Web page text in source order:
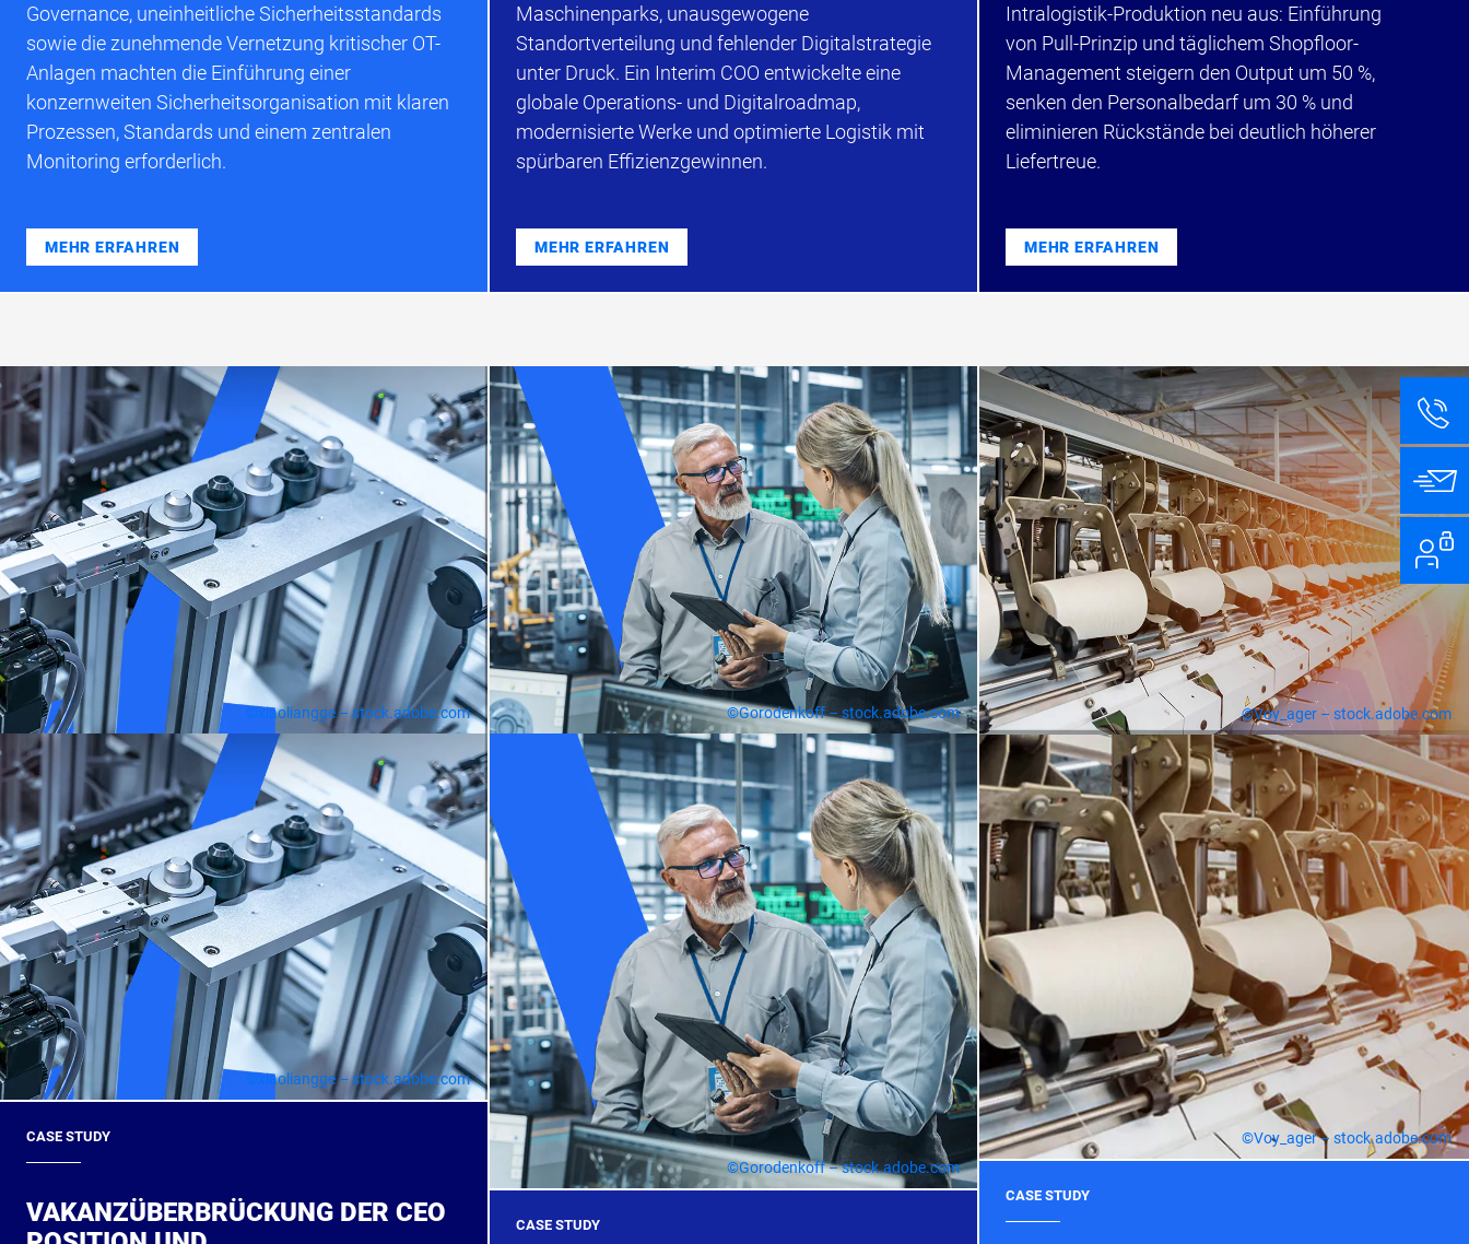
Governance, uneinheitliche Sicherheitsstandards
sowie die zunehmende Vernetzung kritischer OT-
Anlagen machten die Einführung einer
konzernweiten Sicherheitsorganisation mit klaren
Prozessen, Standards und einem zentralen
Monitoring erforderlich.
MEHR ERFAHREN
Maschinenparks, unausgewogene
Standortverteilung und fehlender Digitalstrategie
unter Druck. Ein Interim COO entwickelte eine
globale Operations- und Digitalroadmap,
modernisierte Werke und optimierte Logistik mit
spürbaren Effizienzgewinnen.
MEHR ERFAHREN
Intralogistik-Produktion neu aus: Einführung
von Pull-Prinzip und täglichem Shopfloor-
Management steigern den Output um 50 %,
senken den Personalbedarf um 30 % und
eliminieren Rückstände bei deutlich höherer
Liefertreue.
MEHR ERFAHREN
©xiaoliangge – stock.adobe.com
©xiaoliangge – stock.adobe.com
CASE STUDY
VAKANZÜBERBRÜCKUNG DER CEO
©Gorodenkoff – stock.adobe.com
©Gorodenkoff – stock.adobe.com
CASE STUDY
©Voy_ager – stock.adobe.com
©Voy_ager – stock.adobe.com
CASE STUDY